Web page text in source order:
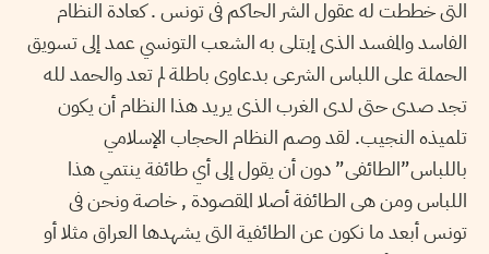
التى خططت له عقول الشر الحاكم فى تونس . كعادة النظام
الفاسد والمفسد الذى إبتلى به الشعب التونسي عمد إلى تسويق
الحملة على اللباس الشرعى بدعاوى باطلة لم تعد والحمد لله
تجد صدى حتى لدى الغرب الذى يريد هذا النظام أن يكون
تلميذه النجيب. لقد وصم النظام الحجاب الإسلامي
باللباس”الطائفى” دون أن يقول إلى أي طائفة ينتمي هذا
اللباس ومن هى الطائفة أصلا المقصودة , خاصة ونحن فى
تونس أبعد ما نكون عن الطائفية التى يشهدها العراق مثلا أو